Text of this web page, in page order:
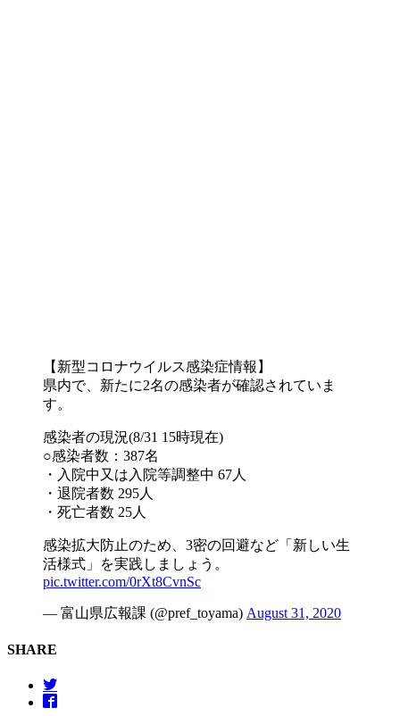
【新型コロナウイルス感染症情報】
県内で、新たに2名の感染者が確認されていま
す。
感染者の現況(8/31 15時現在)
○感染者数：387名
・入院中又は入院等調整中 67人
・退院者数 295人
・死亡者数 25人
感染拡大防止のため、3密の回避など「新しい生
活様式」を実践しましょう。
pic.twitter.com/0rXt8CvnSc
— 富山県広報課 (@pref_toyama) August 31, 2020
SHARE